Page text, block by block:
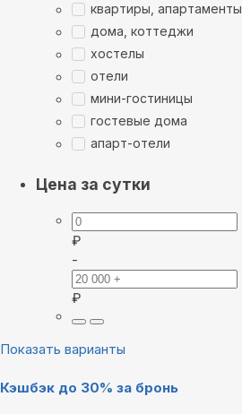
квартиры, апартаменты
дома, коттеджи
хостелы
отели
мини-гостиницы
гостевые дома
апарт-отели
Цена за сутки
₽
-
₽
Показать варианты
Кэшбэк до 30% за бронь